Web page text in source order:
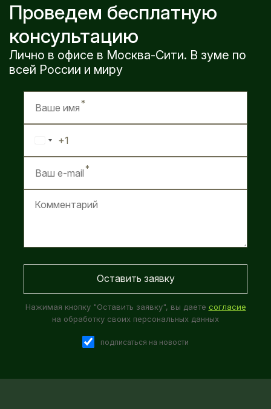
Проведем бесплатную
консультацию
Лично в офисе в Москва-Сити. В зуме по
всей России и миру
United
States
+1
Нажимая кнопку "Оставить заявку", вы даете согласие
на обработку своих персональных данных
подписаться на новости